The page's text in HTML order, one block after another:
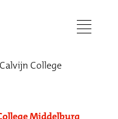
menu
College
Middelburg